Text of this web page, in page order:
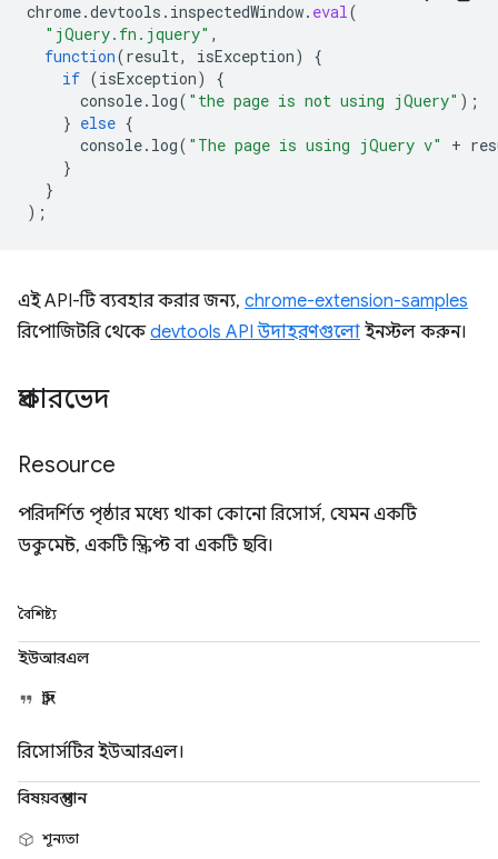
chrome.devtools . inspectedWindow. eval(
"jQuery.fn.jquery" ,
function(result, isException)
{
if (isException)
{
console. log( "the page is not using jQuery" );
} else {
console. log( "The page is using jQuery v" +
}
}
);
এই API-টি ব্যবহার করার জন্য, chrome-extension-samples
রিপোজিটরি থেকেdevtools API উদাহরণগুলো ইনস্টল করুন।
প্রকারভেদ
Resource
পরিদর্শিত পৃষ্ঠার মধ্যে থাকা কোনো রিসোর্স, যেমন একটি
ডকুমেন্ট, একটি স্ক্রিপ্ট বা একটি ছবি।
বৈশিষ্ট্য
ইউআরএল
স্ট্রিং
রিসোর্সটির ইউআরএল।
বিষয়বস্তু পান
শূন্যতা